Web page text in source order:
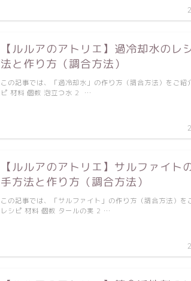
【ルルアのアトリエ】過冷却水のレ
法と作り方（調合方法）
この記事では、「過冷却水」の作り方（調合方法）をご紹
ピ 材料 個数 泡立つ水 2 …
【ルルアのアトリエ】サルファイト
手方法と作り方（調合方法）
この記事では、「サルファイト」の作り方（調合方法）を
レシピ 材料 個数 タールの実 2 …